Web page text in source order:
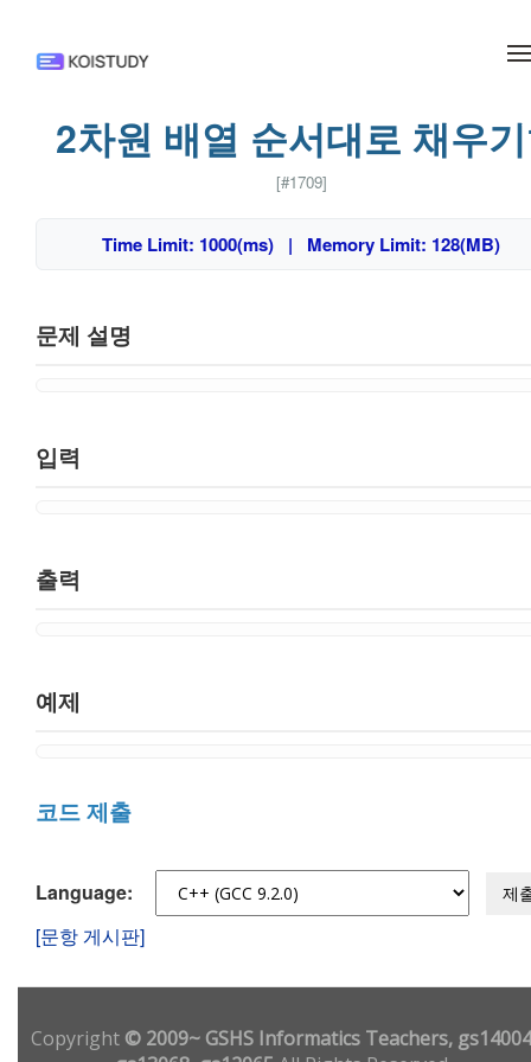
2차원 배열 순서대로 채우
[#1709]
Time Limit: 1000(ms) | Memory Limit: 128(MB)
문제 설명
입력
출력
예제
코드 제출
Language: 제
[문항 게시판]
Copyright© 2009~ GSHS Informatics Teachers,